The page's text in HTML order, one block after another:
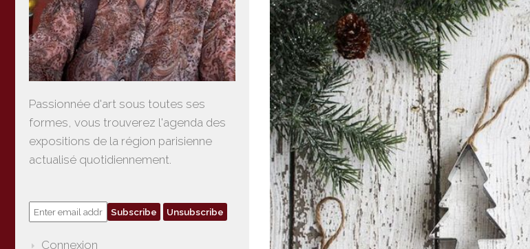
Passionnée d'art sous toutes ses
formes, vous trouverez l'agenda des
expositions de la région parisienne
actualisé quotidiennement.
Connexion